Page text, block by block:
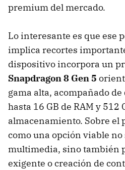
premium del mercado.
Lo interesante es que ese
implica recortes
dispositivo incorpora un
Snapdragon 8 Gen 5
gama alta, acompañado
hasta 16 GB de RAM y 512
almacenamiento. Sobre el
como una opción viable
multimedia, sino también
exigente o creación de